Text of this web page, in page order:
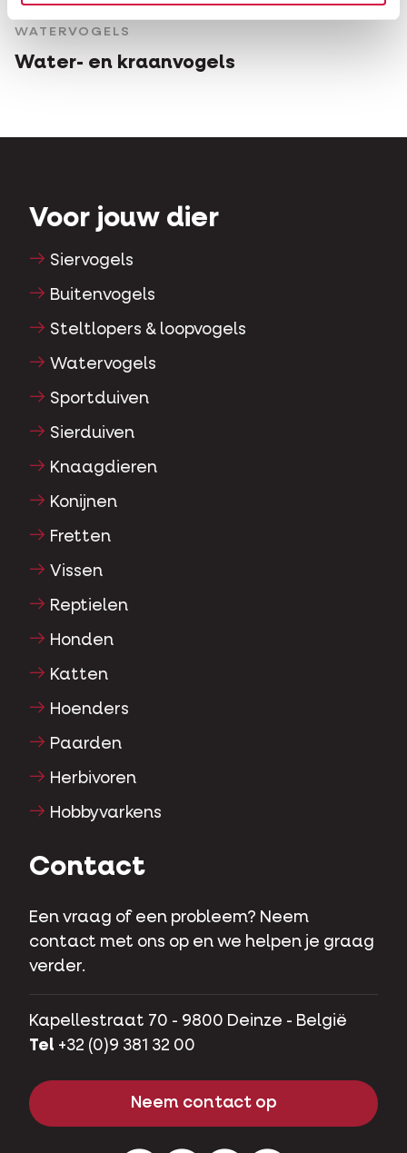
WATERVOGELS
Water- en kraanvogels
Voor jouw dier
Siervogels
Buitenvogels
Steltlopers & loopvogels
Watervogels
Sportduiven
Sierduiven
Knaagdieren
Konijnen
Fretten
Vissen
Reptielen
Honden
Katten
Hoenders
Paarden
Herbivoren
Hobbyvarkens
Contact
Een vraag of een probleem? Neem
contact met ons op en we helpen je graag
verder.
Kapellestraat 70 - 9800 Deinze - België
Tel +32 (0)9 381 32 00
Neem contact op